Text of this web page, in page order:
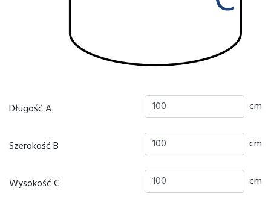
Długość A cm
Szerokość B cm
Wysokość C cm